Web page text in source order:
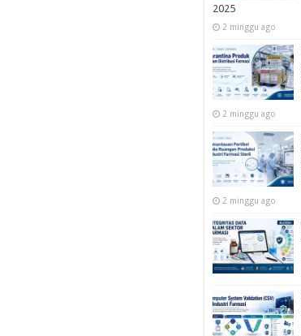
2025
2 minggu ago
2 minggu ago
2 minggu ago